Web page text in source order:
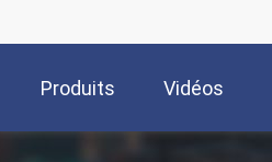
Produits Vidéos